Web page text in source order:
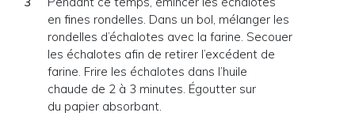
en fines rondelles. Dans un bol, mélanger les
rondelles d’échalotes avec la farine. Secouer
les échalotes afin de retirer l’excédent de
farine. Frire les échalotes dans l’huile
chaude de 2 à 3 minutes. Égoutter sur
du papier absorbant.